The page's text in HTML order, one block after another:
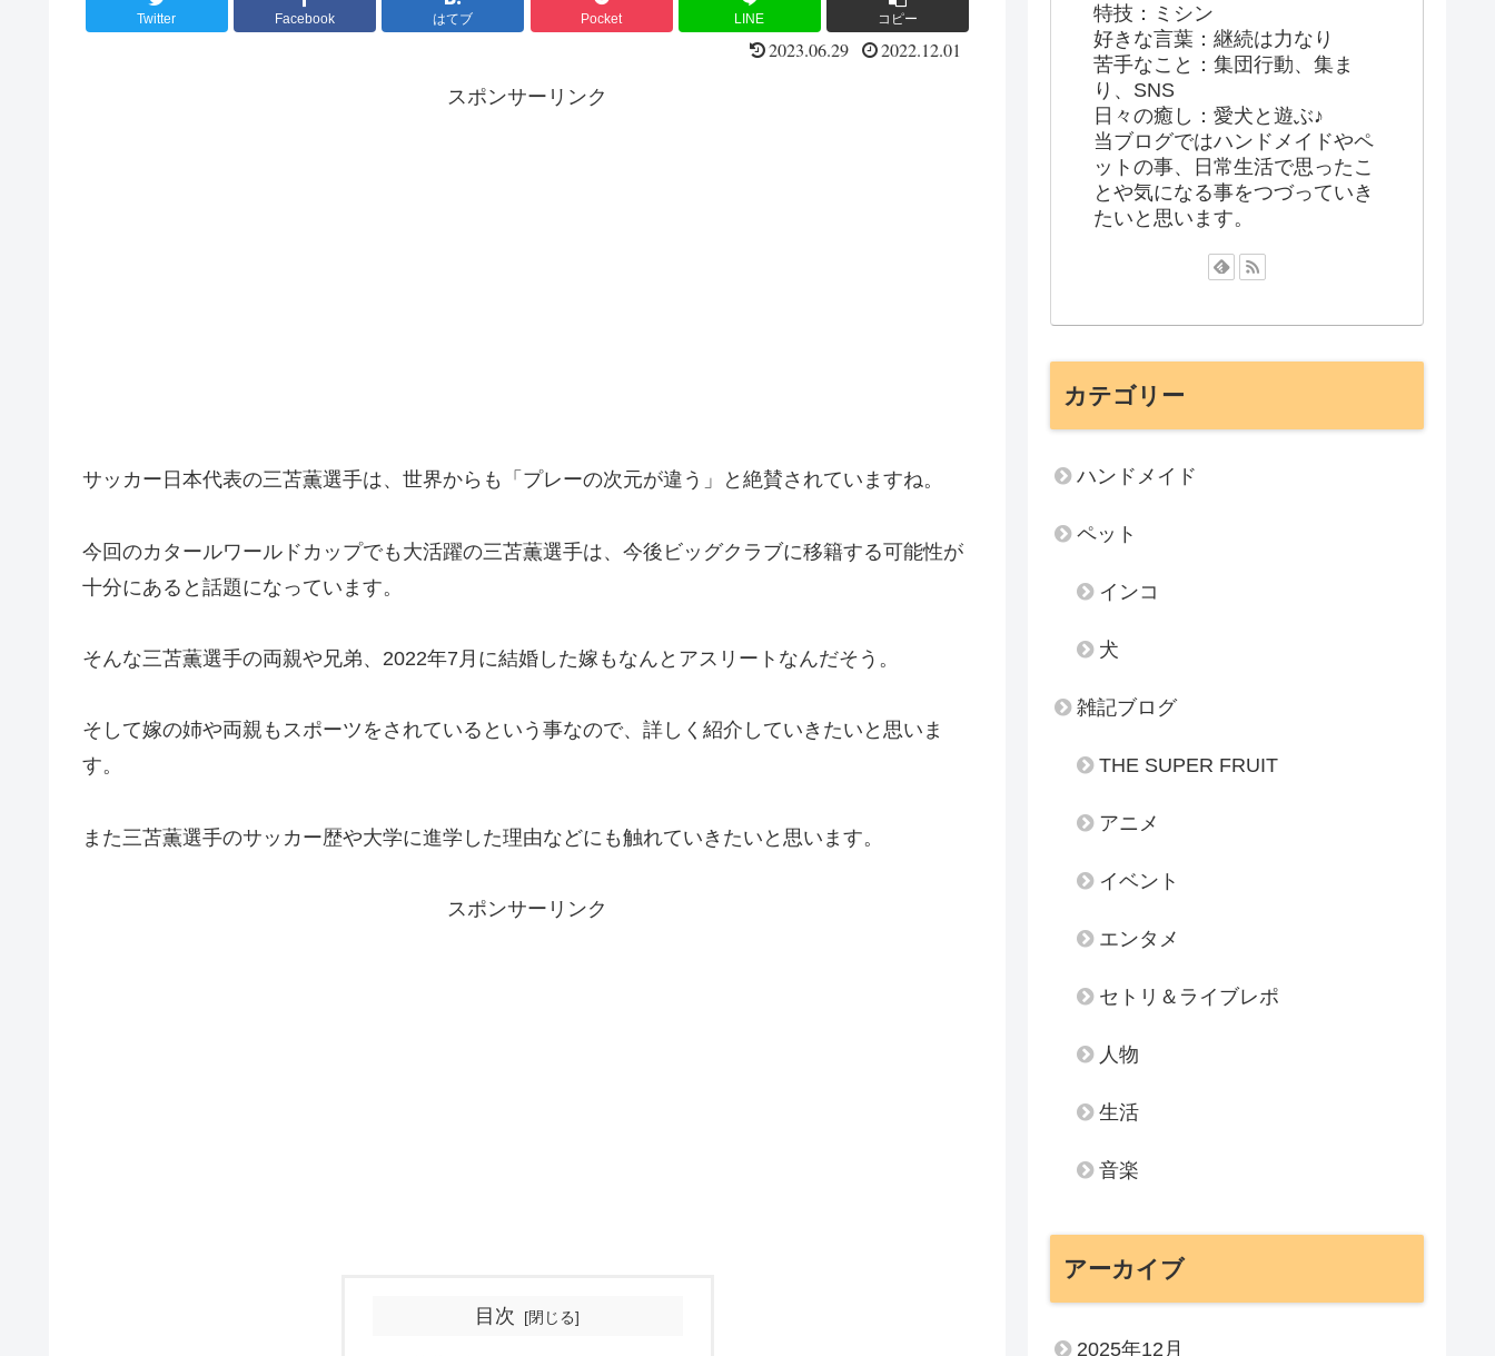
Twitter Facebook はてブ Pocket LINE コピー
2023.06.29 2022.12.01
スポンサーリンク
サッカー日本代表の三苫薫選手は、世界からも「プレーの次元が違う」と絶賛されていますね。
今回のカタールワールドカップでも大活躍の三苫薫選手は、今後ビッグクラブに移籍する可能性が
十分にあると話題になっています。
そんな三苫薫選手の両親や兄弟、2022年7月に結婚した嫁もなんとアスリートなんだそう。
そして嫁の姉や両親もスポーツをされているという事なので、詳しく紹介していきたいと思いま
す。
また三苫薫選手のサッカー歴や大学に進学した理由などにも触れていきたいと思います。
スポンサーリンク
目次
特技：ミシン
好きな言葉：継続は力なり
苦手なこと：集団行動、集ま
り、SNS
日々の癒し：愛犬と遊ぶ♪
当ブログではハンドメイドやペ
ットの事、日常生活で思ったこ
とや気になる事をつづっていき
たいと思います。
カテゴリー
ハンドメイド
ペット
インコ
犬
雑記ブログ
THE SUPER FRUIT
アニメ
イベント
エンタメ
セトリ＆ライブレポ
人物
生活
音楽
アーカイブ
2025年12月